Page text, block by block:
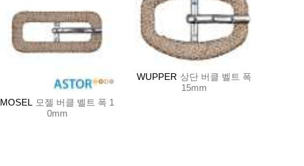
MOSEL 모젤 버클 벨트 폭 1
0mm
WUPPER 상단 버클 벨트 폭
15mm